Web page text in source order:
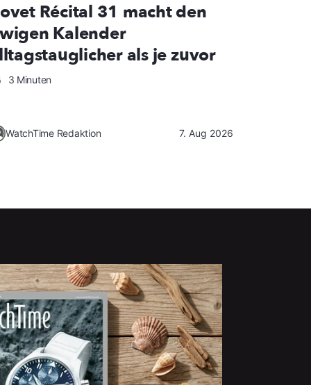
Récital 31 macht den
Kalender
als je zuvor
3 Minuten
WatchTime Redaktion 7. Aug 2026